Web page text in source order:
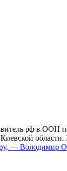
рф в ООН
— Володимир